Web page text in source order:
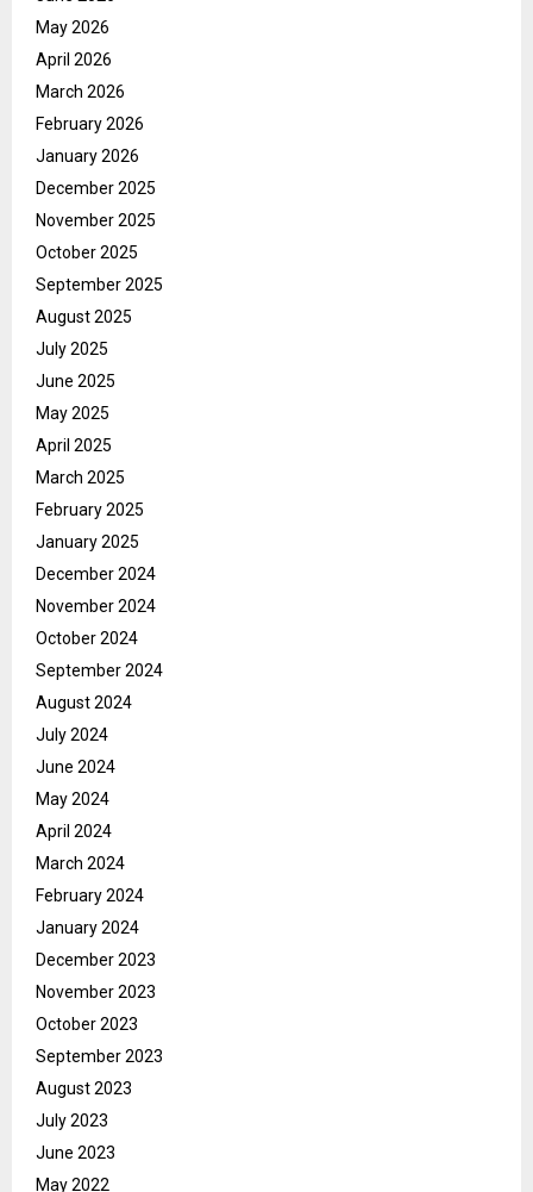
May 2026
April 2026
March 2026
February 2026
January 2026
December 2025
November 2025
October 2025
September 2025
August 2025
July 2025
June 2025
May 2025
April 2025
March 2025
February 2025
January 2025
December 2024
November 2024
October 2024
September 2024
August 2024
July 2024
June 2024
May 2024
April 2024
March 2024
February 2024
January 2024
December 2023
November 2023
October 2023
September 2023
August 2023
July 2023
June 2023
May 2022